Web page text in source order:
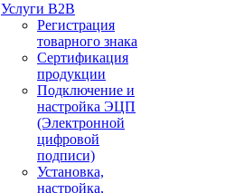
Услуги B2B
Регистрация
товарного знака
Сертификация
продукции
Подключение и
настройка ЭЦП
(Электронной
цифровой
подписи)
Установка,
настройка,